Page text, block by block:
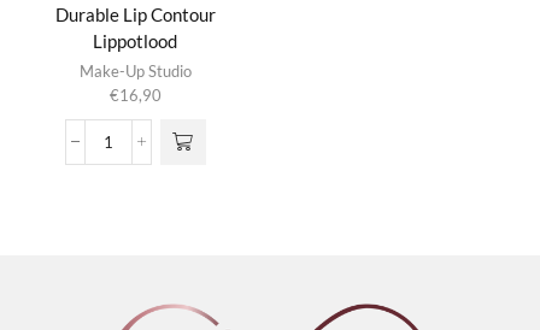
Durable Lip Contour
Lippotlood
Make-Up Studio
€16,90
Durable
heeft
meerdere
Deze optie